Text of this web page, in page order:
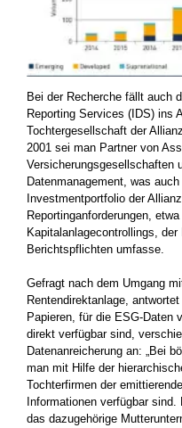
Bei der Recherche fällt auch
Reporting Services (IDS) ins
Tochtergesellschaft der
2001 sei man Partner von
Versicherungsgesellschaften
Datenmanagement, was
Investmentportfolio der
Reportinganforderungen,
Kapitalanlagecontrollings,
Berichtspflichten umfasse.
Gefragt nach dem Umgang
Rentendirektanlage,
Papieren, für die ESG-Daten
direkt verfügbar sind,
Datenanreicherung an: „Bei
man mit Hilfe der
Tochterfirmen der
Informationen verfügbar
das dazugehörige